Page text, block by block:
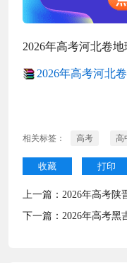
2026年高考河北卷
2026年高考河北
相关标签： 高考 高
收藏 打印
上一篇： 2026年高考陕
下一篇： 2026年高考黑